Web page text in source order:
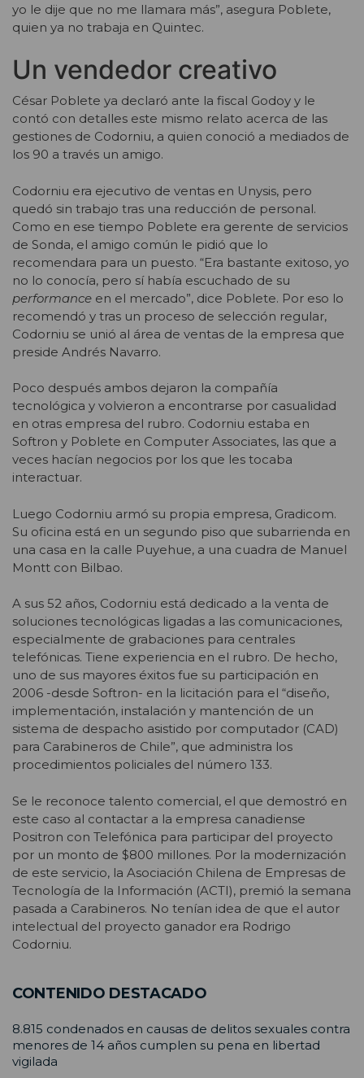
yo le dije que no me llamara más”, asegura Poblete,
quien ya no trabaja en Quintec.
Un vendedor creativo
César Poblete ya declaró ante la fiscal Godoy y le
contó con detalles este mismo relato acerca de las
gestiones de Codorniu, a quien conoció a mediados de
los 90 a través un amigo.
Codorniu era ejecutivo de ventas en Unysis, pero
quedó sin trabajo tras una reducción de personal.
Como en ese tiempo Poblete era gerente de servicios
de Sonda, el amigo común le pidió que lo
recomendara para un puesto. “Era bastante exitoso, yo
no lo conocía, pero sí había escuchado de su
performance en el mercado”, dice Poblete. Por eso lo
recomendó y tras un proceso de selección regular,
Codorniu se unió al área de ventas de la empresa que
preside Andrés Navarro.
Poco después ambos dejaron la compañía
tecnológica y volvieron a encontrarse por casualidad
en otras empresa del rubro. Codorniu estaba en
Softron y Poblete en Computer Associates, las que a
veces hacían negocios por los que les tocaba
interactuar.
Luego Codorniu armó su propia empresa, Gradicom.
Su oficina está en un segundo piso que subarrienda en
una casa en la calle Puyehue, a una cuadra de Manuel
Montt con Bilbao.
A sus 52 años, Codorniu está dedicado a la venta de
soluciones tecnológicas ligadas a las comunicaciones,
especialmente de grabaciones para centrales
telefónicas. Tiene experiencia en el rubro. De hecho,
uno de sus mayores éxitos fue su participación en
2006 -desde Softron- en la licitación para el “diseño,
implementación, instalación y mantención de un
sistema de despacho asistido por computador (CAD)
para Carabineros de Chile”, que administra los
procedimientos policiales del número 133.
Se le reconoce talento comercial, el que demostró en
este caso al contactar a la empresa canadiense
Positron con Telefónica para participar del proyecto
por un monto de $800 millones. Por la modernización
de este servicio, la Asociación Chilena de Empresas de
Tecnología de la Información (ACTI), premió la semana
pasada a Carabineros. No tenían idea de que el autor
intelectual del proyecto ganador era Rodrigo
Codorniu.
CONTENIDO DESTACADO
8.815 condenados en causas de delitos sexuales contra
menores de 14 años cumplen su pena en libertad
vigilada